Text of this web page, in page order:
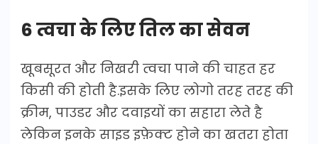
6 त्वचा के लिए तिल का सेवन
खूबसूरत और निखरी त्वचा पाने की चाहत हर
किसी की होती है.इसके लिए लोगो तरह तरह की
क्रीम, पाउडर और दवाइयों का सहारा लेते है
लेकिन इनके साइड इफ़ेक्ट होने का खतरा होता